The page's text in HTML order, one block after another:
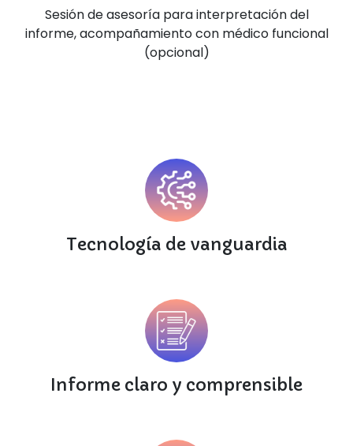
Sesión de asesoría para interpretación del
informe, acompañamiento con médico funcional
(opcional)
Tecnología de vanguardia
Informe claro y comprensible